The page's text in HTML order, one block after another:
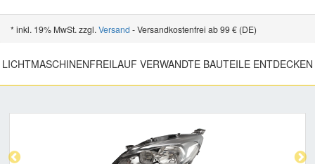
* inkl. 19% MwSt. zzgl. Versand - Versandkostenfrei ab 99 € (DE)
LICHTMASCHINENFREILAUF VERWANDTE BAUTEILE ENTDECKEN